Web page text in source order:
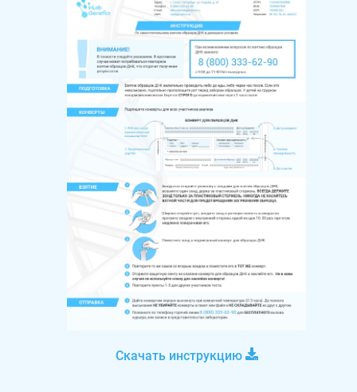
Скачать инструкцию